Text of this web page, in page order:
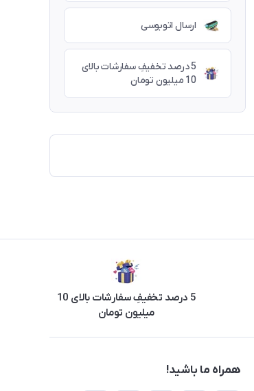
ارسال اتوبوسی
5 درصد تخفیفِ سفارشات بالای
10 میلیون تومان
5 درصد تخفیفِ سفارشات بالای 10
میلیون تومان
همراه ما باشید!